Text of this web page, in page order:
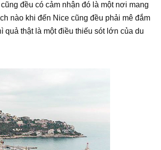
đều có cảm nhận đó là một nơi mang
nào khi đến Nice cũng đều phải mê đắm
quả thật là một điều thiếu sót lớn của du